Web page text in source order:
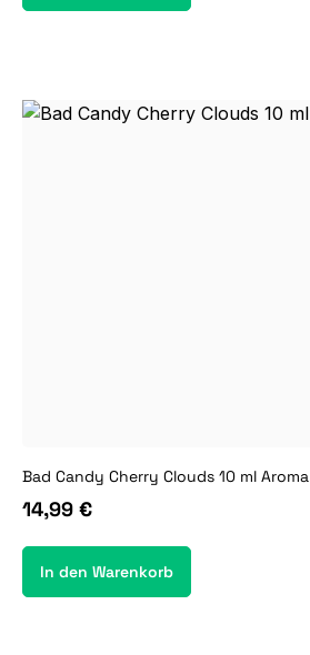
Bad Candy Cherry Clouds 10 ml Aroma
14,99 €
In den Warenkorb